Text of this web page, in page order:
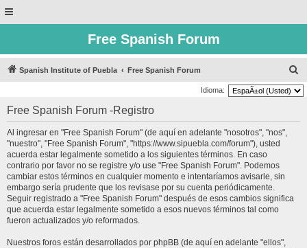
Free Spanish Forum
Spanish Institute of Puebla Free Spanish Forum
u
Idioma:
Free Spanish Forum -Registro
Al ingresar en "Free Spanish Forum" (de aquí en adelante "nosotros", "nos",
"nuestro", "Free Spanish Forum", "https://www.sipuebla.com/forum"), usted
acuerda estar legalmente sometido a los siguientes términos. En caso
contrario por favor no se registre y/o use "Free Spanish Forum". Podemos
cambiar estos términos en cualquier momento e intentaríamos avisarle, sin
embargo sería prudente que los revisase por su cuenta periódicamente.
Seguir registrado a "Free Spanish Forum" después de esos cambios significa
que acuerda estar legalmente sometido a esos nuevos términos tal como
fueron actualizados y/o reformados.
Nuestros foros están desarrollados por phpBB (de aquí en adelante "ellos",